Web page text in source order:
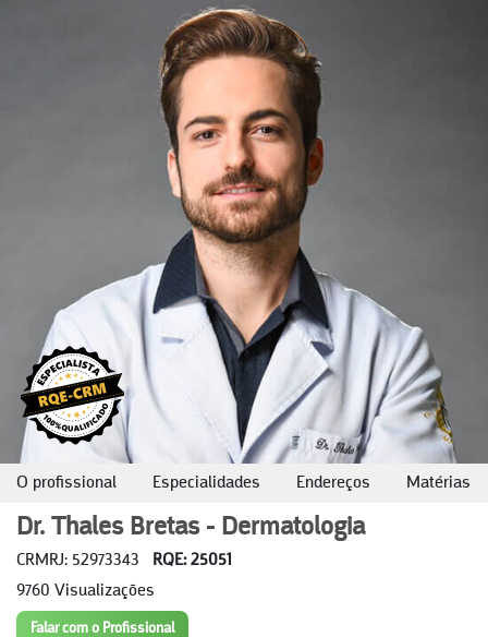
O profissional Especialidades Endereços Matérias
Dr. Thales Bretas - Dermatologia
CRMRJ: 52973343
RQE: 25051
9760 Visualizações
Falar com o Profissional